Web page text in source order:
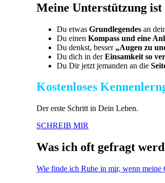
Meine Unterstützung ist
Du etwas Grundlegendes an
Du einen Kompass und eine
Du denkst, besser „Augen zu
Du dich in derEinsamkeit so
Du Dir jetzt jemanden an die
Kostenloses
Der erste Schritt in Dein Leben.
SCHREIB MIR
Was ich oft gefragt
Wie finde ich Ruhe in mir, wenn meine